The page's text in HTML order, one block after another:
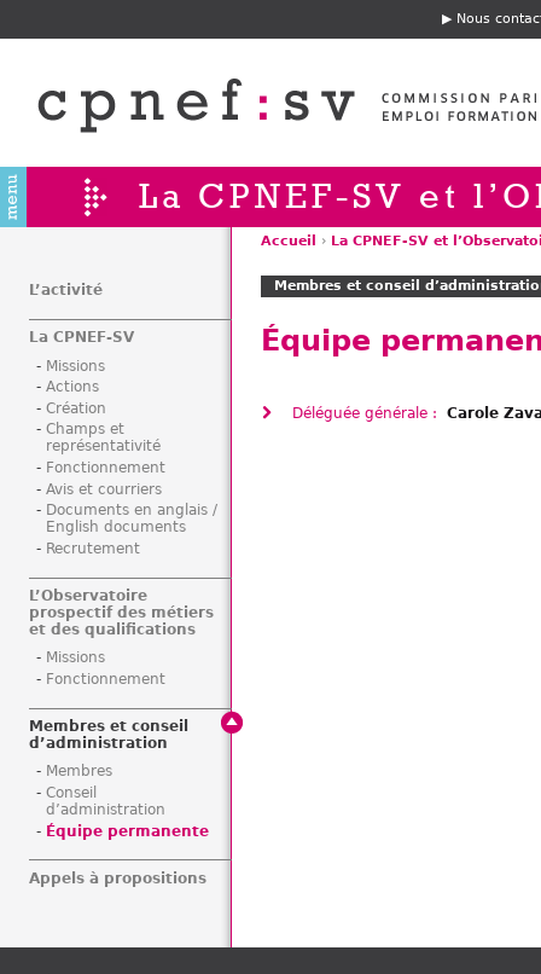
E
t
ê
e
Nous
La CPNEF-SV et
s
e
Accueil › La CPNEF-SV et
Membres et conseil
Équipe
Déléguée générale : Carole
L’activité
La CPNEF-SV
Missions
Actions
Création
Champs et
représentativité
Fonctionnement
Avis et courriers
Documents en anglais /
English documents
Recrutement
L’Observatoire
prospectif des métiers
et des qualifications
Missions
Fonctionnement
Membres et conseil
d’administration
Membres
Conseil
d’administration
Équipe permanente
Appels à propositions